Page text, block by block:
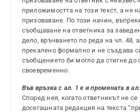
приложимостта на този текст, а не
призоваване. По този начин,
съобщаване на ответника за
дело, връчването по реда на чл. 48,
прекалено формално и не създава
съобщението би могло да стигне до
своевременно.
Във връзка с ал. 1 е и промяната в
Според нея, когато ответникът не се
досегашната редакция на текста